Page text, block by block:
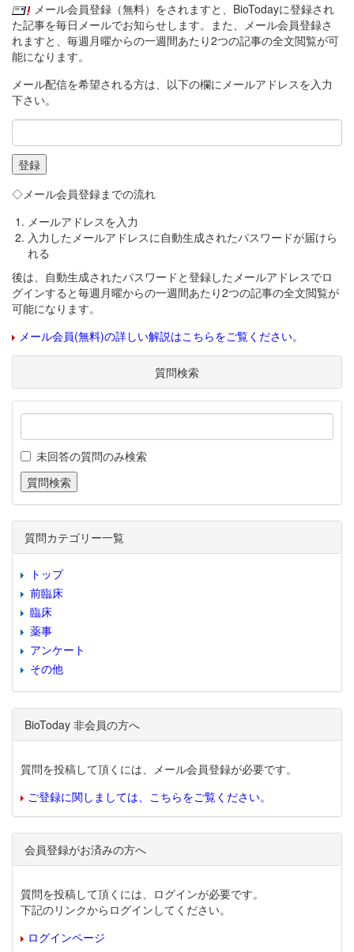
メール会員登録（無料）をされますと、BioTodayに登録され
た記事を毎日メールでお知らせします。また、メール会員登録さ
れますと、毎週月曜からの一週間あたり2つの記事の全文閲覧が可
能になります。
メール配信を希望される方は、以下の欄にメールアドレスを入力
下さい。
◇メール会員登録までの流れ
メールアドレスを入力
入力したメールアドレスに自動生成されたパスワードが届けら
れる
後は、自動生成されたパスワードと登録したメールアドレスでロ
グインすると毎週月曜からの一週間あたり2つの記事の全文閲覧が
可能になります。
メール会員(無料)の詳しい解説はこちらをご覧ください。
質問検索
未回答の質問のみ検索
質問カテゴリー一覧
トップ
前臨床
臨床
薬事
アンケート
その他
BioToday 非会員の方へ
質問を投稿して頂くには、メール会員登録が必要です。
ご登録に関しましては、こちらをご覧ください。
会員登録がお済みの方へ
質問を投稿して頂くには、ログインが必要です。
下記のリンクからログインしてください。
ログインページ